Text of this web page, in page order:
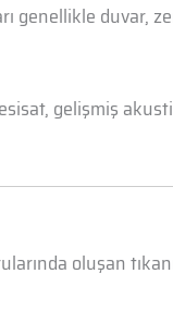
genellikle duvar,
gelişmiş
oluşan